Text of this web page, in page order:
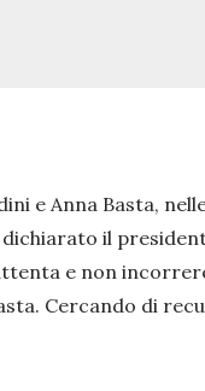
e Anna Basta,
dichiarato il
e non
Cercando di